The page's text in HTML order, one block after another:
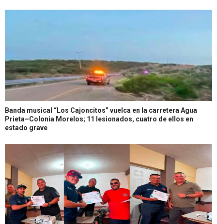
Banda musical “Los Cajoncitos” vuelca en la carretera Agua
Prieta–Colonia Morelos; 11 lesionados, cuatro de ellos en
estado grave